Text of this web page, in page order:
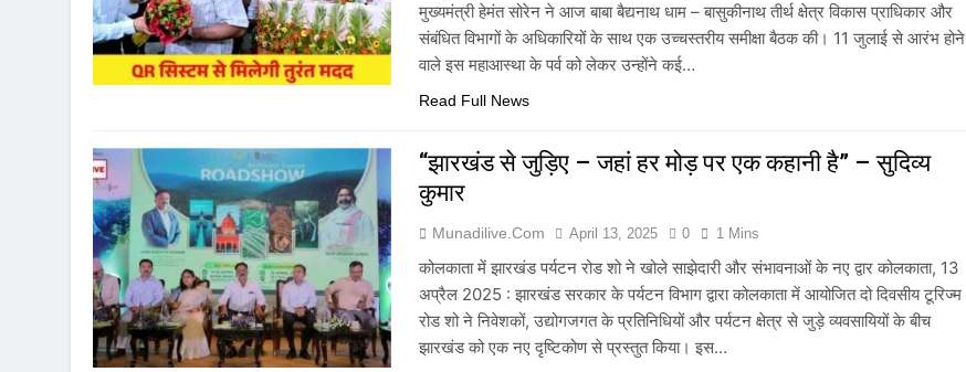
मुख्यमंत्री हेमंत सोरेन ने आज बाबा बैद्यनाथ धाम – बासुकीनाथ तीर्थ क्षेत्र विकास प्राधिकार और
संबंधित विभागों के अधिकारियों के साथ एक उच्चस्तरीय समीक्षा बैठक की। 11 जुलाई से आरंभ होने
वाले इस महाआस्था के पर्व को लेकर उन्होंने कई…
Read Full News
“झारखंड से जुड़िए – जहां हर मोड़ पर एक कहानी है” – सुदिव्य
कुमार
Munadilive.com April 13, 2025 0 1 Mins
कोलकाता में झारखंड पर्यटन रोड शो ने खोले साझेदारी और संभावनाओं के नए द्वार कोलकाता, 13
अप्रैल 2025 : झारखंड सरकार के पर्यटन विभाग द्वारा कोलकाता में आयोजित दो दिवसीय टूरिज्म
रोड शो ने निवेशकों, उद्योगजगत के प्रतिनिधियों और पर्यटन क्षेत्र से जुड़े व्यवसायियों के बीच
झारखंड को एक नए दृष्टिकोण से प्रस्तुत किया। इस…